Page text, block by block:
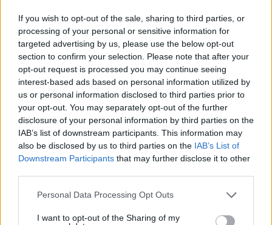
If you wish to opt-out of the sale, sharing to third parties, or
processing of your personal or sensitive information for
targeted advertising by us, please use the below opt-out
section to confirm your selection. Please note that after your
opt-out request is processed you may continue seeing
interest-based ads based on personal information utilized by
us or personal information disclosed to third parties prior to
your opt-out. You may separately opt-out of the further
disclosure of your personal information by third parties on the
IAB’s list of downstream participants. This information may
also be disclosed by us to third parties on the IAB’s List of
Downstream Participants that may further disclose it to other
Please note that this website/app uses one or more Google
not limited to your visit or usage behaviour. You may click to
Personal Data Processing Opt Outs
I want to opt-out of the Sharing of my
Δύο θάνατοι λουομένων το Σάββατο σε Λέσβο και
Σιθωνία
09.08.2026, 00:14
Μαγειρεύουμε με αυγά: 7 συνταγές που …τα σπάνε
09.08.2026, 00:00
Γερμανία: Μη επανδρωμένα αεροσκάφη εθεάθησαν
πάνω από στρατιωτική βάση
08.08.2026, 23:56
Θετικές οι συνομιλίες με το Ιράν για τα Στενά του
08.08.2026, 23:53
ΔΕΙΤΕ ΟΛΕΣ ΤΙΣ ΕΙΔΗΣΕΙΣ